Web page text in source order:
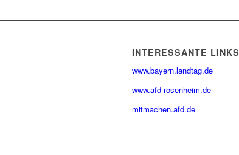
INTERESSANTE LINKS
www.bayern.landtag.de
www.afd-rosenheim.de
mitmachen.afd.de